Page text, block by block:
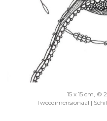
15 x 15 cm, ©
Tweedimensionaal |